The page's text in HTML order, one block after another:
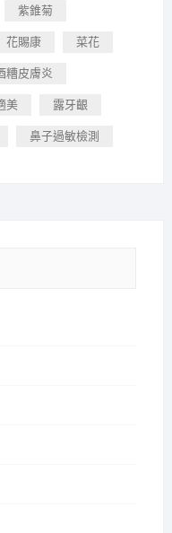
紫錐菊
花賜康 菜花
糟皮膚炎
美 露牙齦
鼻子過敏檢測